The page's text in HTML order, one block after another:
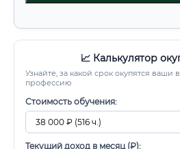
📈 Калькулятор
Узнайте, за какой срок окупятся
профессию
Стоимость обучения:
Текущий доход в месяц (₽):